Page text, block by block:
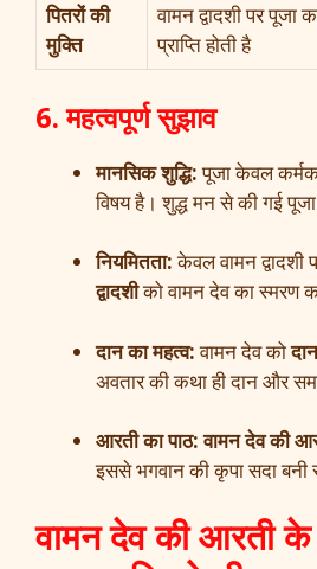
पितरों की
मुक्ति
वामन द्वादशी पर पूजा
प्राप्ति होती है
6. महत्वपूर्ण सुझाव
मानसिक शुद्धि:पूजा केवल
विषय है। शुद्ध मन से की गई
नियमितता:केवल वामन द्वादशी
द्वादशीको वामन देव का स्मरण
दान का महत्व:वामन देव कोदान
अवतार की कथा ही दान और
आरती का पाठ: वामन देव की
इससे भगवान की कृपा सदा बनी
वामन देव की आरती